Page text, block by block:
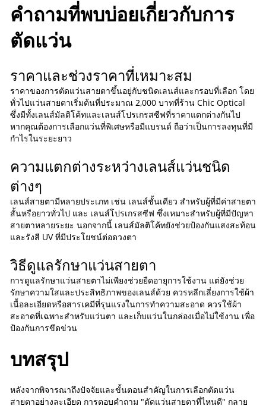
คำถามที่พบบ่อยเกี่ยวกับการ
ตัดแว่น
ราคาและช่วงราคาที่เหมาะสม
ราคาของการตัดแว่นสายตาขึ้นอยู่กับชนิดเลนส์และกรอบที่เลือก โดย
ทั่วไปแว่นสายตาเริ่มต้นที่ประมาณ 2,000 บาทที่ร้าน Chic Optical
ซึ่งมีทั้งเลนส์มัลติโค้ทและเลนส์โปรเกรสซีฟที่ราคาแตกต่างกันไป
หากคุณต้องการเลือกแว่นที่พิเศษหรือมีแบรนด์ ถือว่าเป็นการลงทุนที่มี
กำไรในระยะยาว
ความแตกต่างระหว่างเลนส์แว่นชนิด
ต่างๆ
เลนส์สายตามีหลายประเภท เช่น เลนส์ชั้นเดียว สำหรับผู้ที่มีค่าสายตา
สั้นหรือยาวทั่วไป และ เลนส์โปรเกรสซีฟ ซึ่งเหมาะสำหรับผู้ที่มีปัญหา
สายตาหลายระยะ นอกจากนี้ เลนส์มัลติโค้ทยังช่วยป้องกันแสงสะท้อน
และรังสี UV ที่มีประโยชน์ต่อดวงตา
วิธีดูแลรักษาแว่นสายตา
การดูแลรักษาแว่นสายตาไม่เพียงช่วยยืดอายุการใช้งาน แต่ยังช่วย
รักษาความใสและประสิทธิภาพของเลนส์ด้วย ควรหลีกเลี่ยงการใช้ผ้า
เนื้อละเอียดหรือสารเคมีที่รุนแรงในการทำความสะอาด ควรใช้ผ้า
สะอาดที่เฉพาะสำหรับแว่นตา และเก็บแว่นในกล่องเมื่อไม่ใช้งาน เพื่อ
ป้องกันการขีดข่วน
บทสรุป
หลังจากพิจารณาถึงปัจจัยและขั้นตอนสำคัญในการเลือกตัดแว่น
สายตาอย่างละเอียด การตอบคำถาม "ตัดแว่นสายตาที่ไหนดี" กลาย